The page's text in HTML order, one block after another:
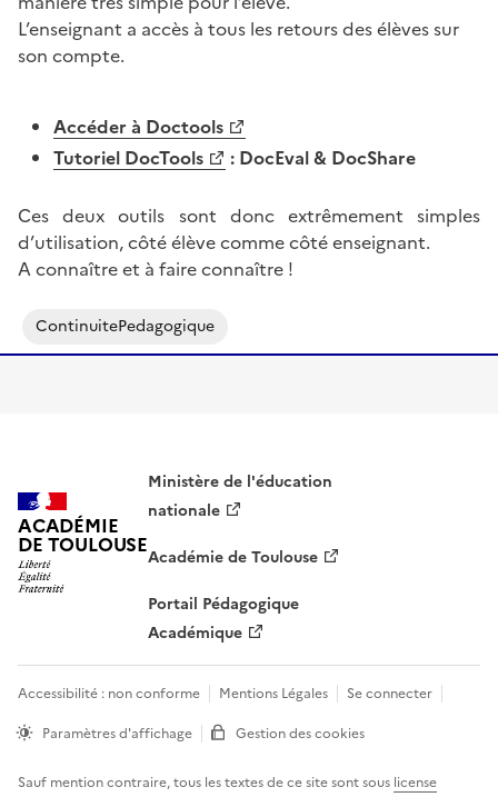
L’enseignant a accès à tous les retours des élèves sur
son compte.
Accéder à Doctools
Tutoriel DocTools
: DocEval & DocShare
Ces deux outils sont donc extrêmement simples
d’utilisation, côté élève comme côté enseignant.
A connaître et à faire connaître !
ContinuitePedagogique
ACADÉMIE
DE TOULOUSE
Ministère de l'éducation
nationale
Académie de Toulouse
Portail Pédagogique
Académique
Accessibilité : non conforme Mentions Légales
Se connecter
Paramètres d'affichage
Gestion des cookies
Sauf mention contraire, tous les textes de ce site sont sous license